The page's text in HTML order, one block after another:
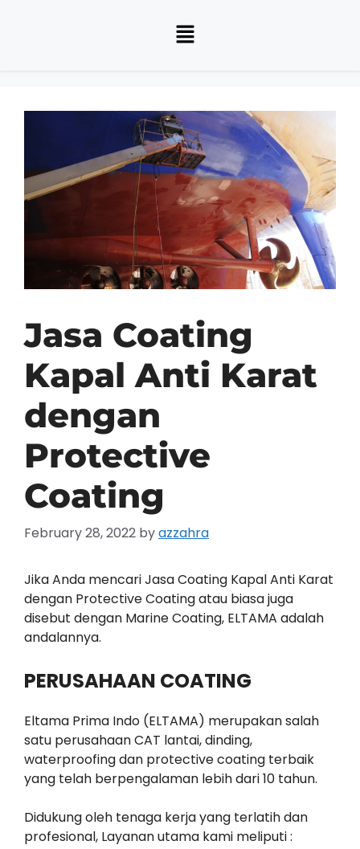
Jasa Coating
Kapal Anti Karat
dengan
Protective
Coating
February 28, 2022 byazzahra
Jika Anda mencari Jasa Coating Kapal Anti Karat
dengan Protective Coating atau biasa juga
disebut dengan Marine Coating, ELTAMA adalah
andalannya.
PERUSAHAAN COATING
Eltama Prima Indo (ELTAMA) merupakan salah
satu perusahaan CAT lantai, dinding,
waterproofing dan protective coating terbaik
yang telah berpengalaman lebih dari 10 tahun.
Didukung oleh tenaga kerja yang terlatih dan
profesional, Layanan utama kami meliputi :